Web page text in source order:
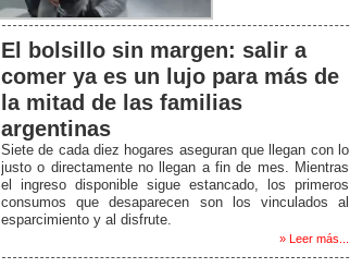
El bolsillo sin margen: salir a
comer ya es un lujo para más de
la mitad de las familias
argentinas
Siete de cada diez hogares aseguran que llegan con lo
justo o directamente no llegan a fin de mes. Mientras
el ingreso disponible sigue estancado, los primeros
consumos que desaparecen son los vinculados al
esparcimiento y al disfrute.
» Leer más...